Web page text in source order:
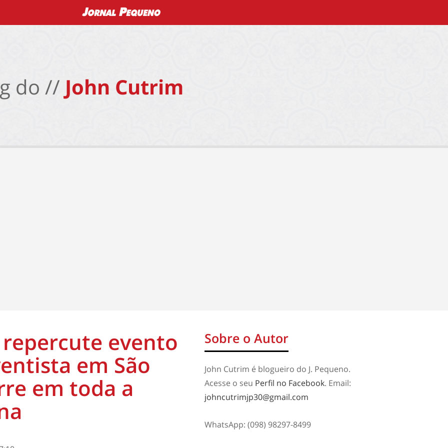
do // John Cutrim
evento
em São
em toda a
Sobre o Autor
John Cutrim é blogueiro do J. Pequeno.
Acesse o seu Perfil no Facebook. Email:
johncutrimjp30@gmail.com
WhatsApp: (098) 98297-8499